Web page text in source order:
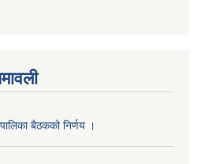
बैठकको निर्णय ।